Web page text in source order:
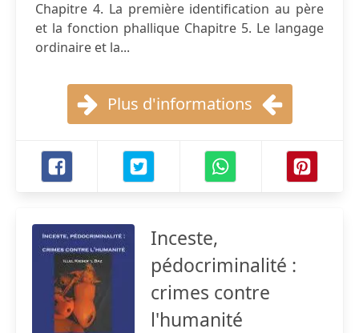
Chapitre 4. La première identification au père
et la fonction phallique Chapitre 5. Le langage
ordinaire et la...
Plus d'informations
Inceste,
pédocriminalité :
crimes contre
l'humanité